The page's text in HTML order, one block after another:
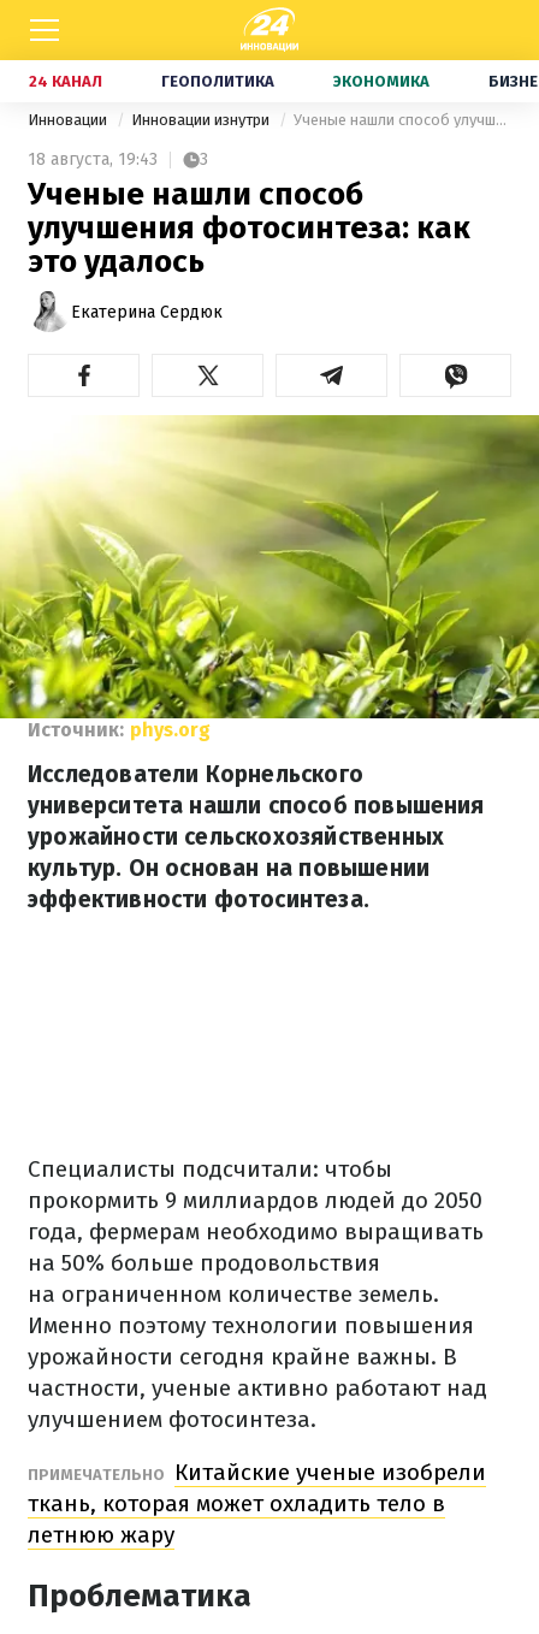
24 КАНАЛ ГЕОПОЛИТИКА ЭКОНОМИКА
Инновации Инновации изнутри Ученые нашли способ улучшения фотосинтеза: как это удалось
18 августа, 19:43 3
Ученые нашли способ
улучшения фотосинтеза: как
это удалось
Екатерина Сердюк
Источник: phys.org
Исследователи Корнельского
университета нашли способ повышения
урожайности сельскохозяйственных
культур. Он основан на повышении
эффективности фотосинтеза.
Специалисты подсчитали: чтобы
прокормить 9 миллиардов людей до 2050
года, фермерам необходимо выращивать
на 50% больше продовольствия
на ограниченном количестве земель.
Именно поэтому технологии повышения
урожайности сегодня крайне важны. В
частности, ученые активно работают над
улучшением фотосинтеза.
ПРИМЕЧАТЕЛЬНО
Китайские ученые изобрели
ткань, которая может охладить тело в
летнюю жару
Проблематика